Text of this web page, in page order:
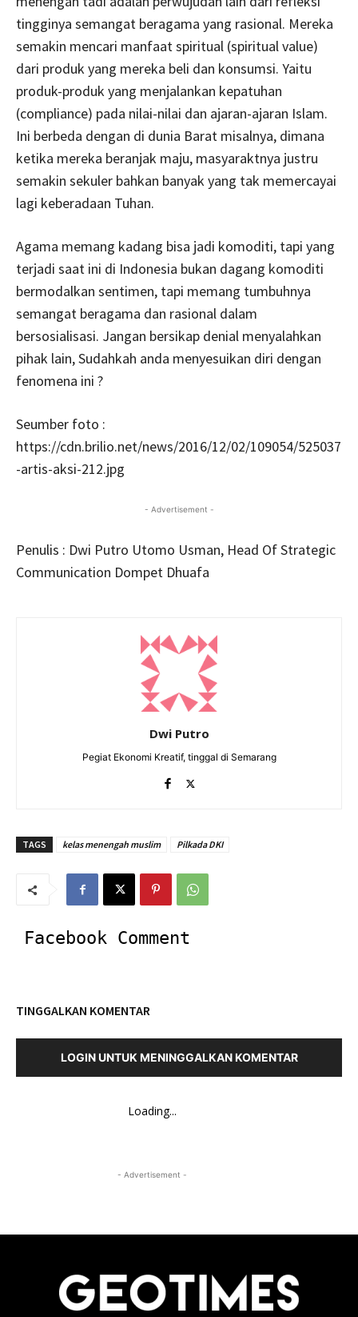
tingginya semangat beragama yang rasional. Mereka
semakin mencari manfaat spiritual (spiritual value)
dari produk yang mereka beli dan konsumsi. Yaitu
produk-produk yang menjalankan kepatuhan
(compliance) pada nilai-nilai dan ajaran-ajaran Islam.
Ini berbeda dengan di dunia Barat misalnya, dimana
ketika mereka beranjak maju, masyaraktnya justru
semakin sekuler bahkan banyak yang tak memercayai
lagi keberadaan Tuhan.
Agama memang kadang bisa jadi komoditi, tapi yang
terjadi saat ini di Indonesia bukan dagang komoditi
bermodalkan sentimen, tapi memang tumbuhnya
semangat beragama dan rasional dalam
bersosialisasi. Jangan bersikap denial menyalahkan
pihak lain, Sudahkah anda menyesuikan diri dengan
fenomena ini ?
Seumber foto :
https://cdn.brilio.net/news/2016/12/02/109054/525037
-artis-aksi-212.jpg
- Advertisement -
Penulis : Dwi Putro Utomo Usman, Head Of Strategic
Communication Dompet Dhuafa
Dwi Putro
Pegiat Ekonomi Kreatif, tinggal di Semarang
TAGS kelas menengah muslim Pilkada DKI
Facebook Comment
TINGGALKAN KOMENTAR
LOGIN UNTUK MENINGGALKAN KOMENTAR
Loading...
- Advertisement -